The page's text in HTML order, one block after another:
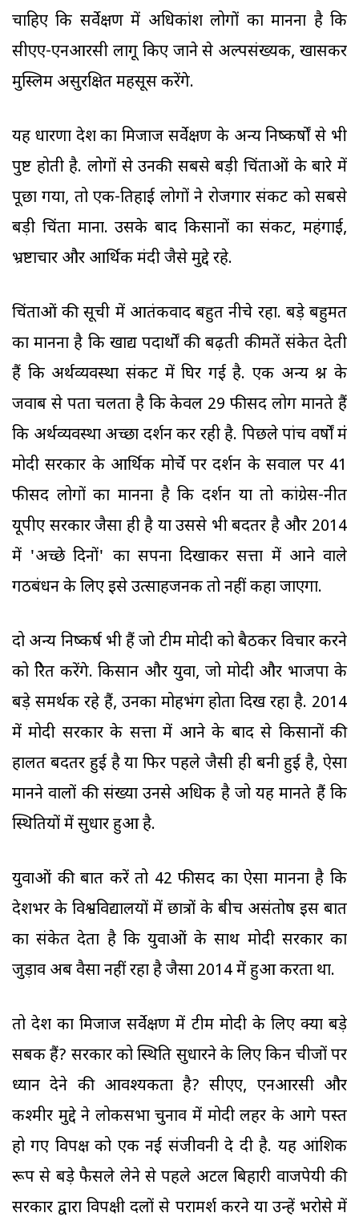
चाहिए कि सर्वेक्षण में अधिकांश लोगों का मानना है कि
सीएए-एनआरसी लागू किए जाने से अल्पसंख्यक, खासकर
मुस्लिम असुरक्षित महसूस करेंगे.
यह धारणा देश का मिजाज सर्वेक्षण के अन्य निष्कर्षों से भी
पुष्ट होती है. लोगों से उनकी सबसे बड़ी चिंताओं के बारे में
पूछा गया, तो एक-तिहाई लोगों ने रोजगार संकट को सबसे
बड़ी चिंता माना. उसके बाद किसानों का संकट, महंगाई,
भ्रष्टाचार और आर्थिक मंदी जैसे मुद्दे रहे.
चिंताओं की सूची में आतंकवाद बहुत नीचे रहा. बड़े बहुमत
का मानना है कि खाद्य पदार्थों की बढ़ती कीमतें संकेत देती
हैं कि अर्थव्यवस्था संकट में घिर गई है. एक अन्य प्रश्न के
जवाब से पता चलता है कि केवल 29 फीसद लोग मानते हैं
कि अर्थव्यवस्था अच्छा प्रदर्शन कर रही है. पिछले पांच वर्षों मंं
मोदी सरकार के आर्थिक मोर्चे पर प्रदर्शन के सवाल पर 41
फीसद लोगों का मानना है कि प्रदर्शन या तो कांग्रेस-नीत
यूपीए सरकार जैसा ही है या उससे भी बदतर है और 2014
में 'अच्छे दिनों' का सपना दिखाकर सत्ता में आने वाले
गठबंधन के लिए इसे उत्साहजनक तो नहीं कहा जाएगा.
दो अन्य निष्कर्ष भी हैं जो टीम मोदी को बैठकर विचार करने
को प्रेरित करेंगे. किसान और युवा, जो मोदी और भाजपा के
बड़े समर्थक रहे हैं, उनका मोहभंग होता दिख रहा है. 2014
में मोदी सरकार के सत्ता में आने के बाद से किसानों की
हालत बदतर हुई है या फिर पहले जैसी ही बनी हुई है, ऐसा
मानने वालों की संख्या उनसे अधिक है जो यह मानते हैं कि
स्थितियों में सुधार हुआ है.
युवाओं की बात करें तो 42 फीसद का ऐसा मानना है कि
देशभर के विश्वविद्यालयों में छात्रों के बीच असंतोष इस बात
का संकेत देता है कि युवाओं के साथ मोदी सरकार का
जुड़ाव अब वैसा नहीं रहा है जैसा 2014 में हुआ करता था.
तो देश का मिजाज सर्वेक्षण में टीम मोदी के लिए क्या बड़े
सबक हैं? सरकार को स्थिति सुधारने के लिए किन चीजों पर
ध्यान देने की आवश्यकता है? सीएए, एनआरसी और
कश्मीर मुद्दे ने लोकसभा चुनाव में मोदी लहर के आगे पस्त
हो गए विपक्ष को एक नई संजीवनी दे दी है. यह आंशिक
रूप से बड़े फैसले लेने से पहले अटल बिहारी वाजपेयी की
सरकार द्वारा विपक्षी दलों से परामर्श करने या उन्हें भरोसे में